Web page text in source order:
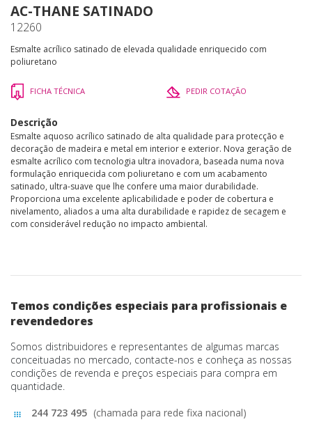
AC-THANE SATINADO
12260
Esmalte acrílico satinado de elevada qualidade enriquecido com
poliuretano
FICHA TÉCNICA PEDIR COTAÇÃO
Descrição
Esmalte aquoso acrílico satinado de alta qualidade para protecção e
decoração de madeira e metal em interior e exterior. Nova geração de
esmalte acrílico com tecnologia ultra inovadora, baseada numa nova
formulação enriquecida com poliuretano e com um acabamento
satinado, ultra-suave que lhe confere uma maior durabilidade.
Proporciona uma excelente aplicabilidade e poder de cobertura e
nivelamento, aliados a uma alta durabilidade e rapidez de secagem e
com considerável redução no impacto ambiental.
Temos condições especiais para profissionais e
revendedores
Somos distribuidores e representantes de algumas marcas
conceituadas no mercado, contacte-nos e conheça as nossas
condições de revenda e preços especiais para compra em
quantidade.
244 723 495 (chamada para rede fixa nacional)